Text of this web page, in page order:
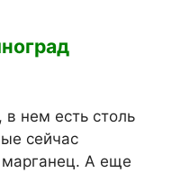
в нем есть столь
сейчас
марганец. А еще